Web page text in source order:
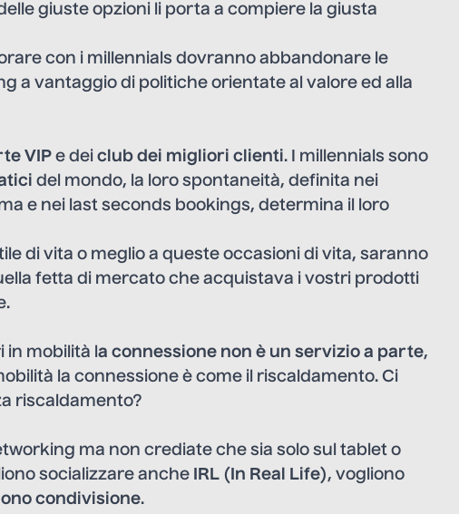
giuste opzioni li porta a compiere la giusta
con i millennials dovranno abbandonare le
a vantaggio di politiche orientate al valore ed alla
VIP e dei club dei migliori clienti. I millennials sono
del mondo, la loro spontaneità, definita nei
e nei last seconds bookings, determina il loro
di vita o meglio a queste occasioni di vita, saranno
fetta di mercato che acquistava i vostri prodotti
mobilità l a connessione non è un servizio a parte,
la connessione è come il riscaldamento. Ci
riscaldamento?
ma non crediate che sia solo sul tablet o
socializzare anche
IRL ( In Real Life), vogliono
condivisione.